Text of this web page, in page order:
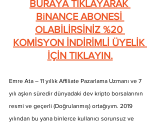
BURAYA TIKLAYARAK
BiNANCE ABONESİ
OLABİLİRSİNİZ %20
KOMİSYON İNDİRİMLİ ÜYELİK
İÇİN TIKLAYIN.
Emre Ata – 11 yıllık Affiliate Pazarlama Uzmanı ve 7
yılı aşkın süredir dünyadaki dev kripto borsalarının
resmi ve geçerli (Doğrulanmış) ortağıyım. 2019
yılından bu yana binlerce kullanıcı sorunsuz ve